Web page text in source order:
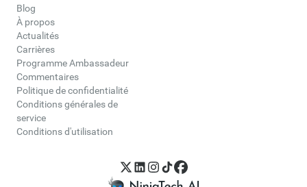
Blog
À propos
Actualités
Carrières
Programme Ambassadeur
Commentaires
Politique de confidentialité
Conditions générales de
service
Conditions d'utilisation